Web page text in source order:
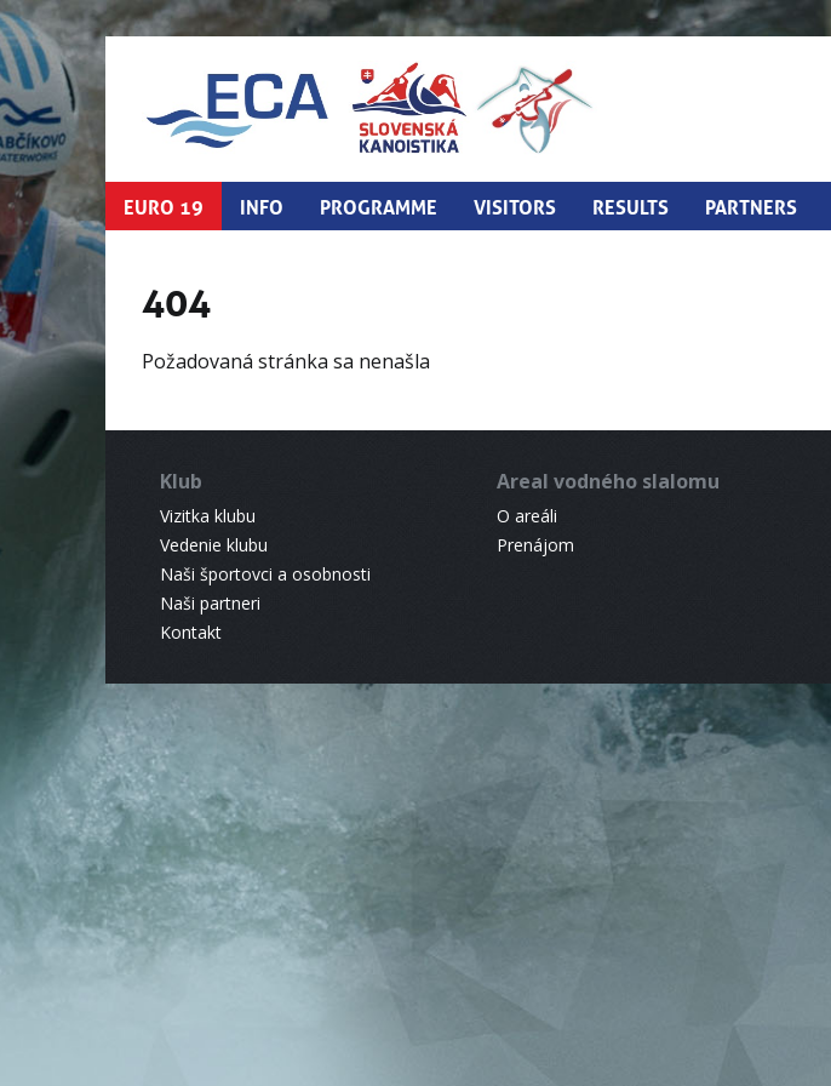
EURO 19 INFO PROGRAMME VISITORS RESULTS PARTNERS
404
Požadovaná stránka sa nenašla
Klub
Vizitka klubu
Vedenie klubu
Naši športovci a osobnosti
Naši partneri
Kontakt
Areal vodného slalomu
O areáli
Prenájom